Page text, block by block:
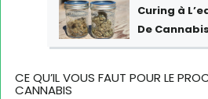
Curing à
De Cannabis
CE QU’IL VOUS FAUT POUR LE
CANNABIS